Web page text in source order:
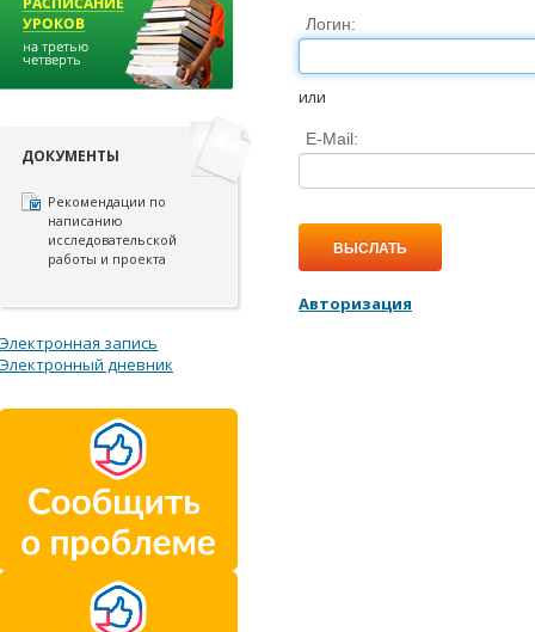
Логин:
или
E-Mail:
ВЫСЛАТЬ
Авторизация
ДОКУМЕНТЫ
Рекомендации по
написанию
исследовательской
работы и проекта
Электронная запись
Электронный дневник